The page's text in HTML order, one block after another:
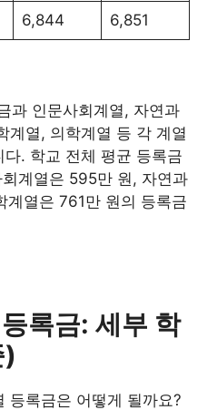
6,844 6,851
과 인문사회계열, 자연과
계열, 의학계열 등 각 계열
. 학교 전체 평균 등록금
계열은 595만 원, 자연과
열은 761만 원의 등록금
록금: 세부 학
)
등록금은 어떻게 될까요?